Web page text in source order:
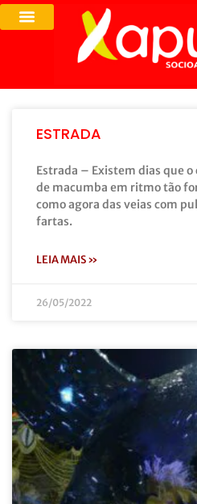
ESTRADA
Estrada – Existem dias que
de macumba em ritmo tão
como agora das veias com
fartas.
LEIA MAIS »
26/05/2022